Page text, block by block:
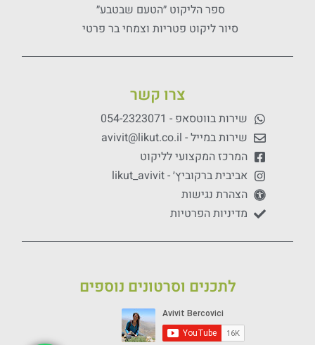
ספר הליקוט ״הטעם שבטבע״
סיור ליקוט פטריות וצמחי בר פרטי
צרו קשר
שירות בווטסאפ - 054-2323071
שירות במייל - avivit@likut.co.il
המרכז המקצועי לליקוט
אביבית ברקוביץ׳ - likut_avivit
הצהרת נגישות
מדיניות הפרטיות
לתכנים וסרטונים נוספים